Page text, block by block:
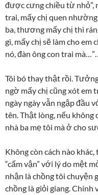
được cưng chiều từ nhỏ”,
trai, mấy chị quen
ba, thương mấy chị thì
gì, mấy chị sẽ làm cho
nó, đàn ông con trai mà…”…
Tôi bó thay thật rồi.
ngờ mấy chị cũng xót em
ngày ngày vẫn ngập đầu
tên. Thật lòng, nếu không
nhà ba mẹ tôi mà ở cho
Không còn cách nào
“cấm vận” với lý do mệt
nhận là chồng tôi chuyện
chồng là giỏi giang. Chính